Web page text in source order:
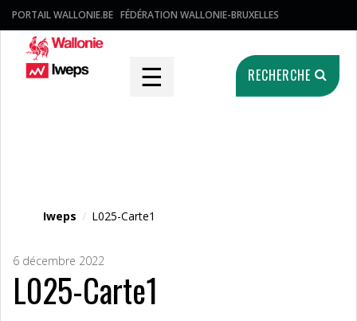
PORTAIL WALLONIE.BE FÉDÉRATION WALLONIE-BRUXELLES
☰ RECHERCHE
Iweps / L025-Carte1
6 décembre 2022
L025-Carte1